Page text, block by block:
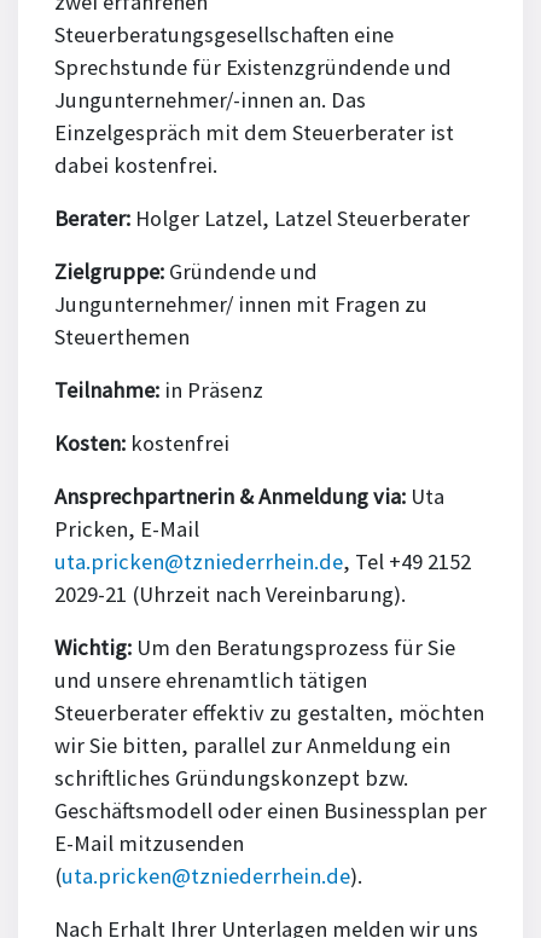
Steuerberatungsgesellschaften eine
Sprechstunde für Existenzgründende und
Jungunternehmer/-innen an. Das
Einzelgespräch mit dem Steuerberater ist
dabei kostenfrei.
Berater: Holger Latzel, Latzel Steuerberater
Zielgruppe: Gründende und
Jungunternehmer/ innen mit Fragen zu
Steuerthemen
Teilnahme: in Präsenz
Kosten: kostenfrei
Ansprechpartnerin & Anmeldung via: Uta
Pricken, E-Mail
uta.pricken@tzniederrhein.de, Tel +49 2152
2029-21 (Uhrzeit nach Vereinbarung).
Wichtig: Um den Beratungsprozess für Sie
und unsere ehrenamtlich tätigen
Steuerberater effektiv zu gestalten, möchten
wir Sie bitten, parallel zur Anmeldung ein
schriftliches Gründungskonzept bzw.
Geschäftsmodell oder einen Businessplan per
E-Mail mitzusenden
(uta.pricken@tzniederrhein.de).
Nach Erhalt Ihrer Unterlagen melden wir uns